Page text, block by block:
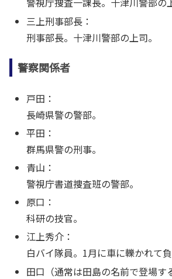
三上刑事部長：
刑事部長。十津川警部の上司。
警察関係者
戸田：
長崎県警の警部。
平田：
群馬県警の刑事。
青山：
警視庁書道捜査班の警部。
原口：
科研の技官。
江上秀介：
白バイ隊員。1月に車に轢かれて負
田口（通常は田島の名前で登場す